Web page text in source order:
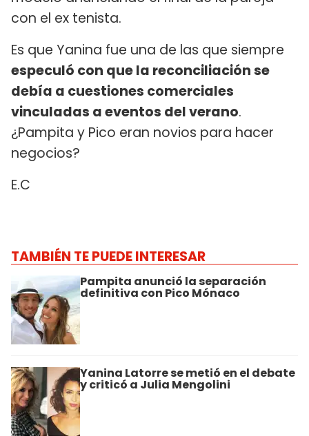
con el ex tenista.
Es que Yanina fue una de las que siempre
especuló con que la reconciliación se
debía a cuestiones comerciales
vinculadas a eventos del verano.
¿Pampita y Pico eran novios para hacer
negocios?
E.C
TAMBIÉN TE PUEDE INTERESAR
Pampita anunció la separación
definitiva con Pico Mónaco
Yanina Latorre se metió en el debate
y criticó a Julia Mengolini